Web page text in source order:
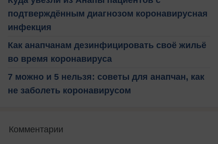
подтверждённым диагнозом коронавирусная
инфекция
Как анапчанам дезинфицировать своё жильё
во время коронавируса
7 можно и 5 нельзя: советы для анапчан, как
не заболеть коронавирусом
Комментарии